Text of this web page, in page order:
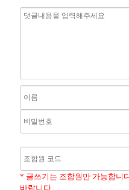
* 글쓰기는 조합원만 가능합니
바랍니다.